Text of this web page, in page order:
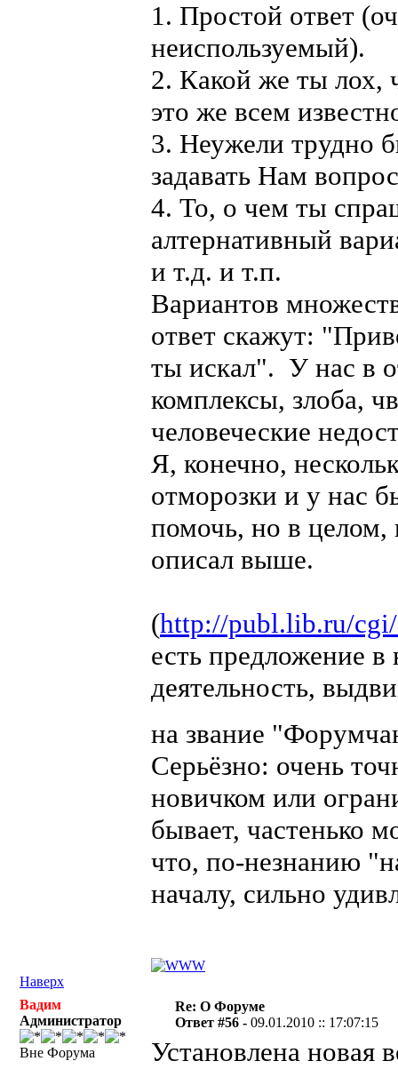
1. Простой ответ
неиспользуемый).
2. Какой же ты лох,
это же всем
3. Неужели трудно
задавать Нам
4. То, о чем ты
алтернативный
и т.д. и т.п.
Вариантов
ответ скажут:
ты искал". У нас в
комплексы, злоба,
человеческие
Я, конечно,
отморозки и у нас
помочь, но в целом,
описал выше.
(http://publ.lib.ru/
есть предложение
деятельность,
на звание
Серьёзно: очень
новичком или
бывает, частенько
что, по-незнанию
началу, сильно
Наверх
Вадим
Администратор
Вне Форума
Re: О Форуме
Ответ #56 -09.01.2010 :: 17:07:15
Установлена новая